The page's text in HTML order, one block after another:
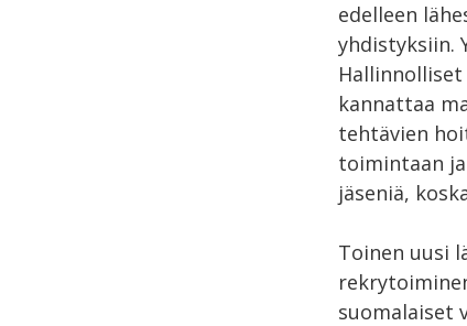
edelleen
yhdistyksiin.
kannattaa
tehtävien
toimintaan
jäseniä,
Toinen uusi
suomalaiset